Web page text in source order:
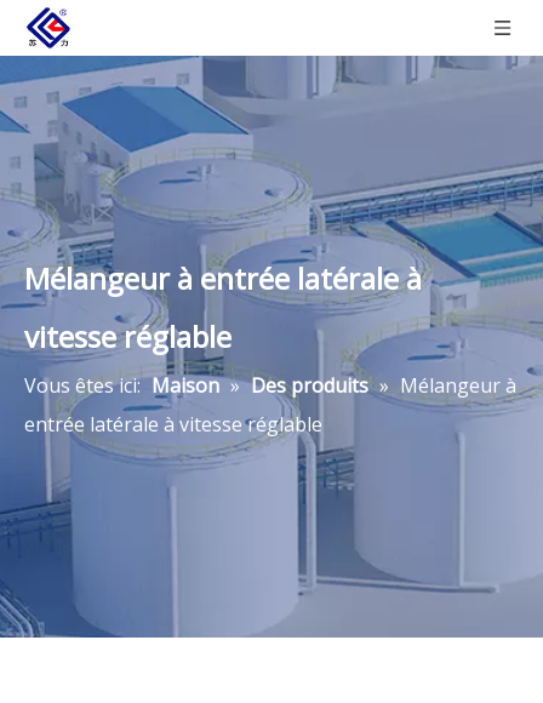
Mélangeur à entrée latérale à
vitesse réglable
Vous êtes ici: Maison » Des produits » Mélangeur à
entrée latérale à vitesse réglable